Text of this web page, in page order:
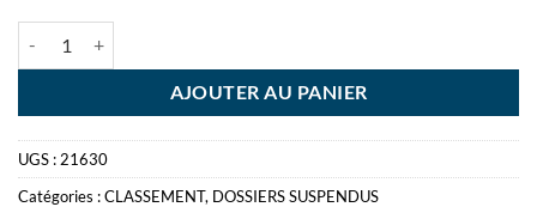
AJOUTER AU PANIER
UGS :21630
Catégories :CLASSEMENT, DOSSIERS SUSPENDUS